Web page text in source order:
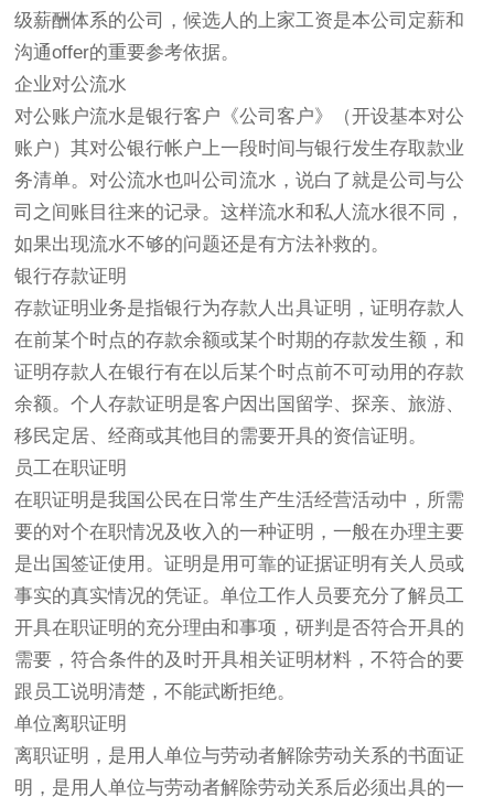
级薪酬体系的公司，候选人的上家工资是本公司定薪和
沟通offer的重要参考依据。
企业对公流水
对公账户流水是银行客户《公司客户》（开设基本对公
账户）其对公银行帐户上一段时间与银行发生存取款业
务清单。对公流水也叫公司流水，说白了就是公司与公
司之间账目往来的记录。这样流水和私人流水很不同，
如果出现流水不够的问题还是有方法补救的。
银行存款证明
存款证明业务是指银行为存款人出具证明，证明存款人
在前某个时点的存款余额或某个时期的存款发生额，和
证明存款人在银行有在以后某个时点前不可动用的存款
余额。个人存款证明是客户因出国留学、探亲、旅游、
移民定居、经商或其他目的需要开具的资信证明。
员工在职证明
在职证明是我国公民在日常生产生活经营活动中，所需
要的对个在职情况及收入的一种证明，一般在办理主要
是出国签证使用。证明是用可靠的证据证明有关人员或
事实的真实情况的凭证。单位工作人员要充分了解员工
开具在职证明的充分理由和事项，研判是否符合开具的
需要，符合条件的及时开具相关证明材料，不符合的要
跟员工说明清楚，不能武断拒绝。
单位离职证明
离职证明，是用人单位与劳动者解除劳动关系的书面证
明，是用人单位与劳动者解除劳动关系后必须出具的一